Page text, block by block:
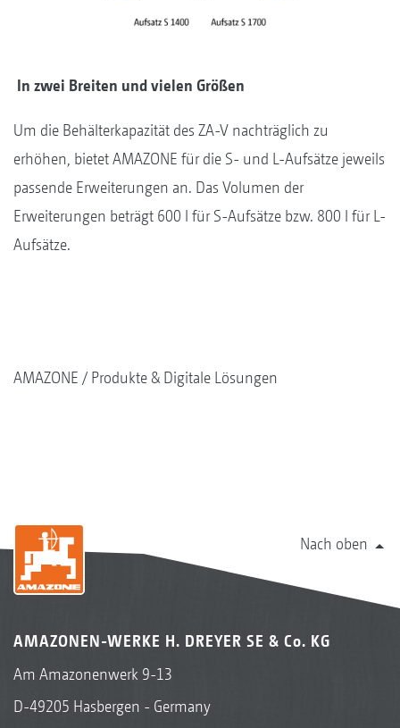
In zwei Breiten und vielen Größen
Um die Behälterkapazität des ZA-V nachträglich zu
erhöhen, bietet AMAZONE für die S- und L-Aufsätze jeweils
passende Erweiterungen an. Das Volumen der
Erweiterungen beträgt 600 l für S-Aufsätze bzw. 800 l für L-
Aufsätze.
AMAZONE Produkte & Digitale Lösungen
Nach oben
AMAZONEN-WERKE H. DREYER SE & Co. KG
Am Amazonenwerk 9-13
D-49205 Hasbergen - Germany